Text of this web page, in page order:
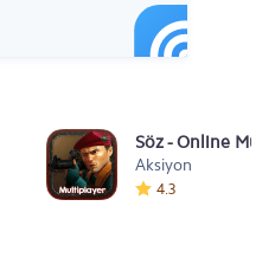
Söz - Online
Aksiyon
4.3